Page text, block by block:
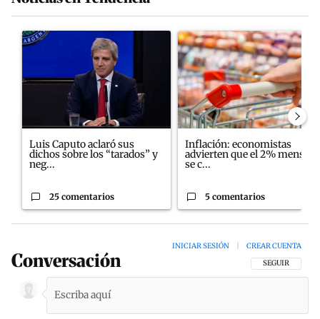
Este listado muestra los artículos con más comentarios en los
Un artículo de tendencia con el título "Luis Caputo aclaró sus
Luis Caputo aclaró sus
dichos sobre los “tarados” y
neg...
25 comentarios
Un artículo de tendencia con
Inflación: economistas
advierten que el 2% mensual
se c...
5 comentarios
Conversación SIGA ESTA
SEGUIR
INICIAR SESIÓN CREAR CUENTA